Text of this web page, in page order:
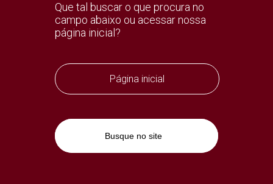
Que tal buscar o que procura no
campo abaixo ou acessar nossa
página inicial?
Página inicial